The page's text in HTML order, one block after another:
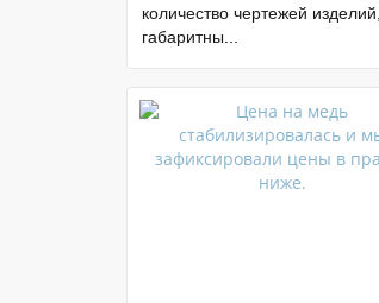
количество чертежей изделий,
габаритны